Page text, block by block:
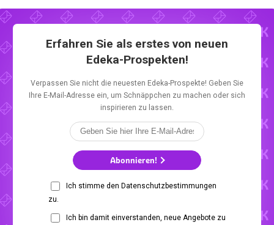
Erfahren Sie als erstes von neuen
Edeka-Prospekten!
Verpassen Sie nicht die neuesten Edeka-Prospekte! Geben Sie
Ihre E-Mail-Adresse ein, um Schnäppchen zu machen oder sich
inspirieren zu lassen.
Abonnieren!
Ich stimme den Datenschutzbestimmungen
zu.
Ich bin damit einverstanden, neue Angebote zu